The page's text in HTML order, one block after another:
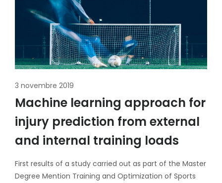
3 novembre 2019
Machine learning approach for
injury prediction from external
and internal training loads
First results of a study carried out as part of the Master
Degree Mention Training and Optimization of Sports